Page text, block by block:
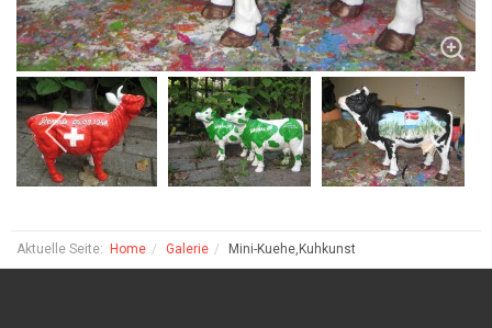
Aktuelle Seite: Home Galerie Mini-Kuehe,Kuhkunst